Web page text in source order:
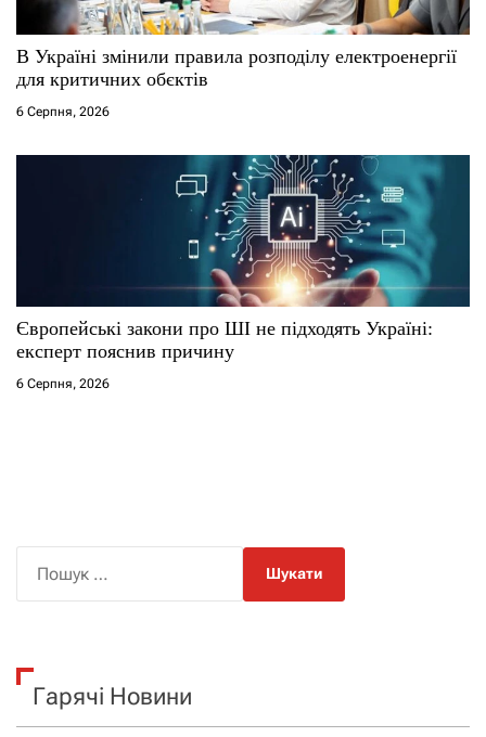
В Україні змінили правила розподілу електроенергії
для критичних обєктів
6 Серпня, 2026
Європейські закони про ШІ не підходять Україні:
експерт пояснив причину
6 Серпня, 2026
к
Гарячі Новини